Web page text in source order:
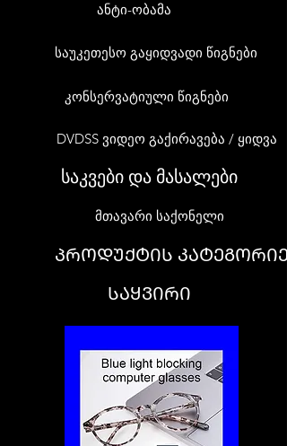
ანტი-ობამა
საუკეთესო გაყიდვადი წიგნები
კონსერვატიული წიგნები
DVDSS ვიდეო გაქირავება / ყიდვა
საკვები და მასალები
მთავარი საქონელი
ᲞᲠᲝᲓᲣᲥᲢᲘᲡ
ᲡᲐᲧᲕᲘᲠᲘ